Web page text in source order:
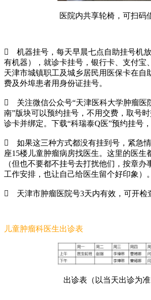
医院内共享轮椅，可扫码

机器挂号，每天早晨七点自助挂号机
有机器），就诊卡挂号，银行卡、支付宝
天津市城镇职工及城乡居民用医保卡在自
费及外埠患者用身份证挂号。

关注微信公众号“天津医科大学肿瘤医
南”版块可以预约挂号，不用交费，取号
诊卡并绑定。下载“科瑞泰Q医”预约挂号，

如果这三种方式都没有挂到号，紧急
座15楼儿童肿瘤病房找医生。这里的医生
（但也不要都不挂号去打扰他们，按章办
工作安排，也让自己给医生留个好印象）。
 天津市肿瘤医院号3天内有效，可开检
儿童肿瘤科医生出诊表
出诊表（以当天出诊为准